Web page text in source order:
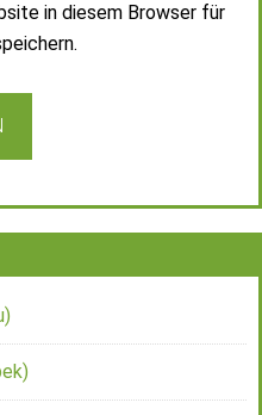
in diesem Browser für